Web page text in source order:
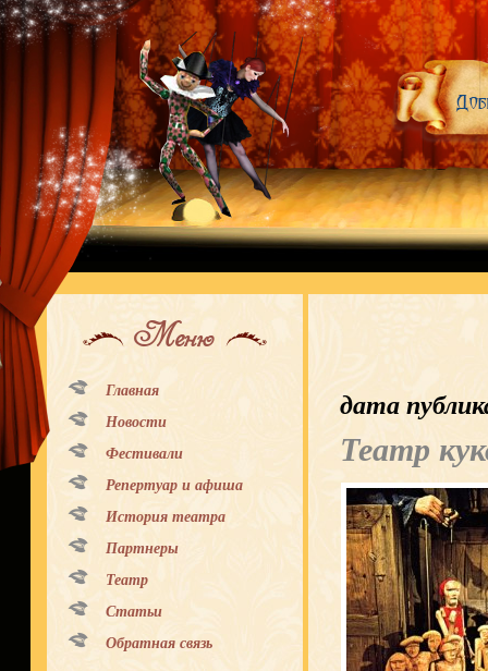
Меню
Главная
Новости
Фестивали
Репертуар и афиша
История театра
Партнеры
Театр
Статьи
Обратная связь
дата
Театр